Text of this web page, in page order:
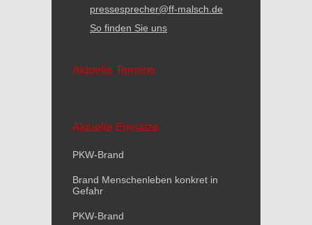
pressesprecher@ff-malsch.de
So finden Sie uns
Aktuelle Termine
Aktuelle Einsätze
PKW-Brand
Brand Menschenleben konkret in
Gefahr
PKW-Brand